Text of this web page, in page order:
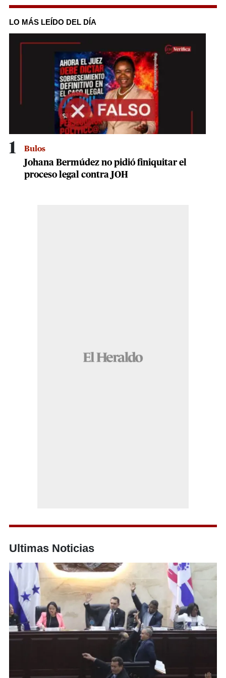
0
of
23
seconds
LO MÁS LEÍDO DEL DÍA
1 Bulos
Johana Bermúdez no pidió finiquitar el
proceso legal contra JOH
Ultimas Noticias